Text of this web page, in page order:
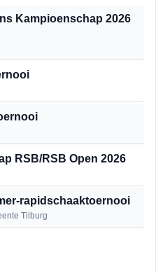
Kampioenschap 2026
RSB/RSB Open 2026
rapidschaaktoernooi
Tilburg